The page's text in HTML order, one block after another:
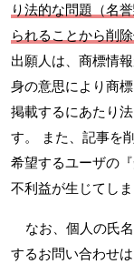
り法的な問題（名
られることから削
出願人は、商標情
身の意思により商
掲載するにあたり
す。 また、記事を
希望するユーザの
不利益が生じてしま
なお、個人の氏
するお問い合わせ